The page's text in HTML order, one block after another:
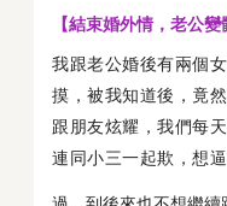
【結束婚外情，老公變
我跟老公婚後有兩個
摸，被我知道後，竟
跟朋友炫耀，我們每
連同小三一起欺，想